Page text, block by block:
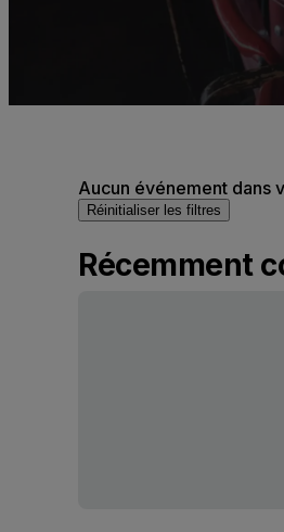
Aucun événement dans
Réinitialiser les filtres
Récemment